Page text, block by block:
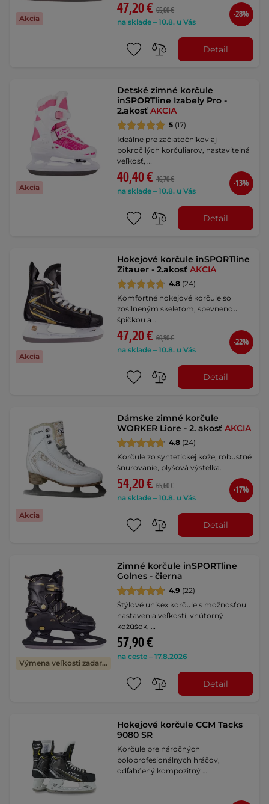
Akcia
47,20 € 65,60 €
na sklade – 10.8. u Vás
-28%
Detail
Akcia
Detské zimné korčule
inSPORTline Izabely Pro -
2.akosťAKCIA
5 (17)
Ideálne pre začiatočníkov aj
pokročilých korčuliarov, nastaviteľná
veľkosť, …
40,40 € 46,70 €
na sklade – 10.8. u Vás
-13%
Detail
Akcia
Hokejové korčule inSPORTline
Zitauer - 2.akosťAKCIA
4.8 (24)
Komfortné hokejové korčule so
zosilneným skeletom, spevnenou
špičkou a …
47,20 € 60,90 €
na sklade – 10.8. u Vás
-22%
Detail
Akcia
Dámske zimné korčule
WORKER Liore - 2. akosťAKCIA
4.8 (24)
Korčule zo syntetickej kože, robustné
šnurovanie, plyšová výstelka.
54,20 € 65,60 €
na sklade – 10.8. u Vás
-17%
Detail
Výmena veľkosti zadarmo
Zimné korčule inSPORTline
Golnes - čierna
4.9 (22)
Štýlové unisex korčule s možnosťou
nastavenia veľkosti, vnútorný
kožúšok, …
57,90 €
na ceste – 17.8.2026
Detail
Hokejové korčule CCM Tacks
9080 SR
Korčule pre náročných
poloprofesionálnych hráčov,
odľahčený kompozitný …